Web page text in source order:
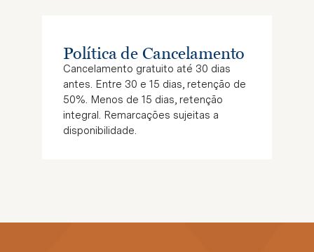
Política de Cancelamento
Cancelamento gratuito até 30 dias
antes. Entre 30 e 15 dias, retenção de
50%. Menos de 15 dias, retenção
integral. Remarcações sujeitas a
disponibilidade.